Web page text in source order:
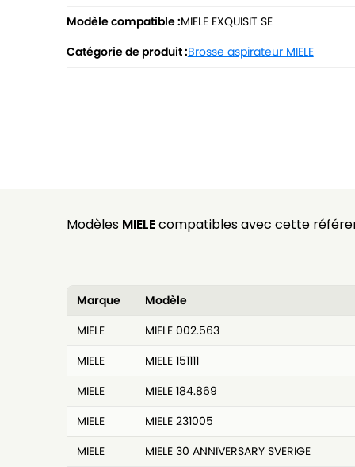
Modèle compatible :MIELE EXQUISIT SE
Catégorie de produit :Brosse aspirateur MIELE
Modèles MIELEcompatibles avec cette
Marque
Modèle
MIELE
MIELE 002.563
MIELE
MIELE 151111
MIELE
MIELE 184.869
MIELE
MIELE 231005
MIELE
MIELE 30 ANNIVERSARY SVERIGE